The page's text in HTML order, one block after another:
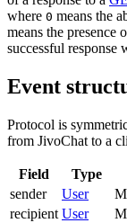
where 0 means the
means the presence
successful response
Event
Protocol is
from JivoChat to a
Field Type
sender
User
recipient User